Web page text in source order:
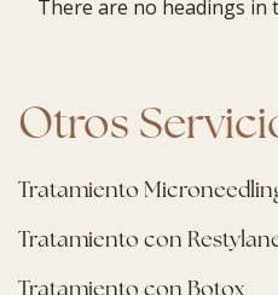
There are no headings in
Otros
Tratamiento
Tratamiento con
Tratamiento con Botox